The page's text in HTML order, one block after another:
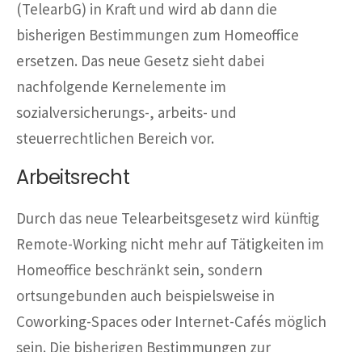
(TelearbG) in Kraft und wird ab dann die
bisherigen Bestimmungen zum Homeoffice
ersetzen. Das neue Gesetz sieht dabei
nachfolgende Kernelemente im
sozialversicherungs-, arbeits- und
steuerrechtlichen Bereich vor.
Arbeitsrecht
Durch das neue Telearbeitsgesetz wird künftig
Remote-Working nicht mehr auf Tätigkeiten im
Homeoffice beschränkt sein, sondern
ortsungebunden auch beispielsweise in
Coworking-Spaces oder Internet-Cafés möglich
sein. Die bisherigen Bestimmungen zur